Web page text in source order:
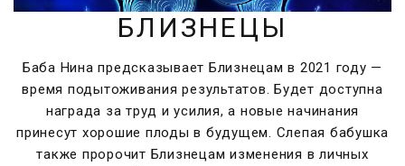
БЛИЗНЕЦЫ
Баба Нина предсказывает Близнецам в 2021 году —
время подытоживания результатов. Будет доступна
награда за труд и усилия, а новые начинания
принесут хорошие плоды в будущем. Слепая бабушка
также пророчит Близнецам изменения в личных